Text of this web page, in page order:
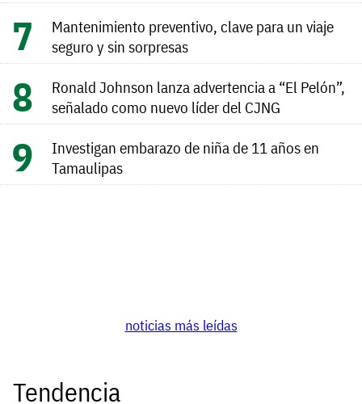
Mantenimiento preventivo, clave para un viaje
seguro y sin sorpresas
Ronald Johnson lanza advertencia a “El Pelón”,
señalado como nuevo líder del CJNG
Investigan embarazo de niña de 11 años en
Tamaulipas
noticias más leídas
Tendencia